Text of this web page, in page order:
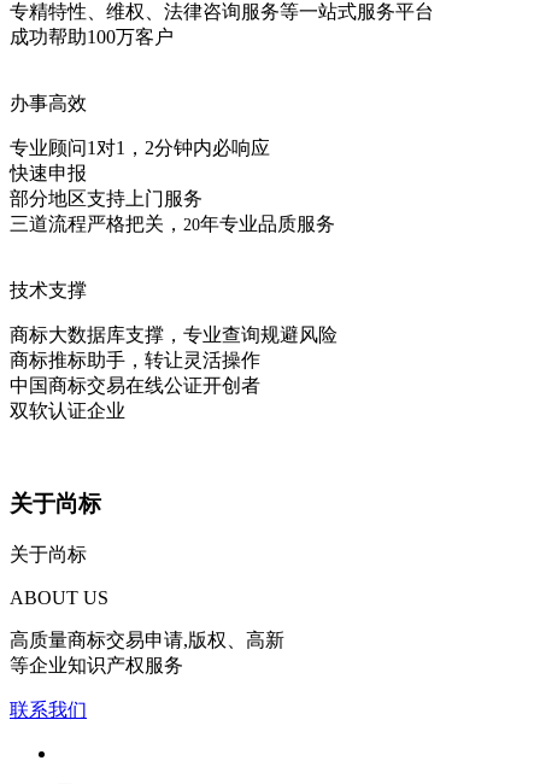
专精特性、维权、法律咨询服务等一站式服务平台
成功帮助100万客户
办事高效
专业顾问1对1，2分钟内必响应
快速申报
部分地区支持上门服务
三道流程严格把关， 20年专业品质服务
技术支撑
商标大数据库支撑，专业查询规避风险
商标推标助手，转让灵活操作
中国商标交易在线公证开创者
双软认证企业
关于尚标
关于尚标
ABOUT US
高质量商标交易申请,版权、高新
等企业知识产权服务
联系我们